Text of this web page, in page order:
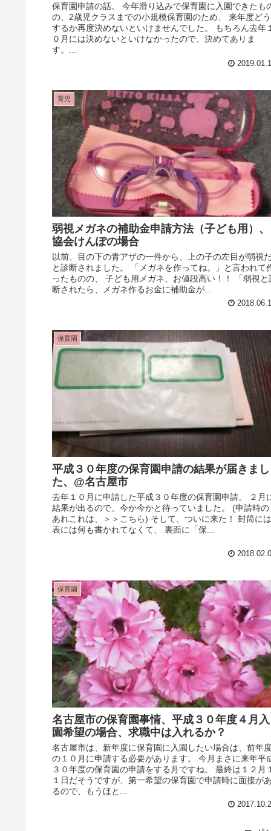
保育園申請の話。 今年滑り込みで保育園に入園できたも
の、2歳児クラスまでの小規模保育園のため、 来年度どう
するか再度決めないといけませんでした。 もちろん去年
０月には決めないといけなかったので、決めてありま
す。...
育児
弱視メガネの補助金申請方法（子ども用）、
協会けんぽの場合
以前、目の下の青アザの一件から、上の子の左目が弱視
と診断されました。 「メガネを作ってね。」と言われて
ったものの、 子ども用メガネ、お値段高い！！ 「弱視と
断されたら、メガネ作るお金に補助金が...
保育園
平成３０年度の保育園申請の結果が届きまし
た、@名古屋市
去年１０月に申請した平成３０年度の保育園申請。 ２月
結果が出るので、今か今かと待っていました。 (申請時の
あれこれは、＞＞こちら) そして、ついに来た！ 封筒には
表には何も書かれてなくて、 裏面に「保...
保育園
名古屋市の保育園事情、平成３０年度４月入
園希望の場合、求職中は入れるか？
名古屋市は、新年度に保育園に入園したい場合は、前年
の１０月に申請する必要があります。 今月まさに来年平
３０年度の保育園の申請をする月ですね。 最終は１２月
１日だそうですが、第一希望の保育園で申請時に面接が
るので、もうほと...